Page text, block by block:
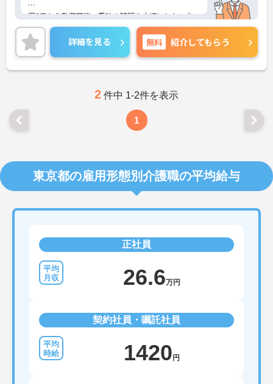
週2日から勤務可能。趣味の時間を大切にしたい方
など、プライベートとの両立を重視する方も安心◎
最寄り駅より徒歩圏内と好立地にあるので、通勤の
ストレスが少ないのも嬉しいポイントです。
詳細をお話しいたしますのでお気軽にご相談くださ
詳細を見る 無料 紹介してもらう
2 件中 1-2件を表示
1
東京都の雇用形態別介護職の平均給与
正社員
26.6万円
契約社員・嘱託社員
1420 円